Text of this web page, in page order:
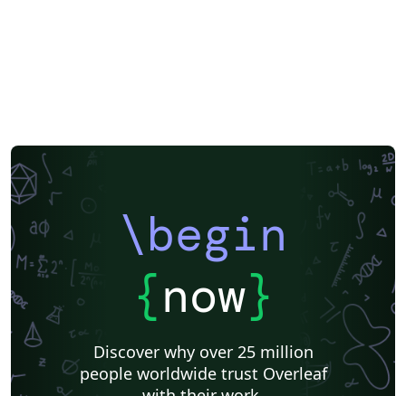
\begin
{now}
Discover why over 25 million
people worldwide trust Overleaf